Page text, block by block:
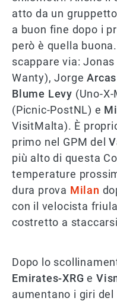
atto da un
a buon fine dopo i
però è quella
scappare via: Jonas
Wanty), JorgeArcas
Blume Levy (Uno-
(Picnic-PostNL) e
VisitMalta). È
primo nel GPM del
più alto di questa
temperature
dura prova Milan
con il velocista
costretto a
Dopo lo
Emirates-XRGe
aumentano i giri